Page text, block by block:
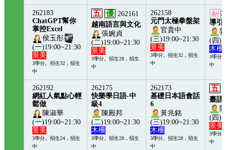
262183
ChatGPT幫你
掌控Excel
侯玉彤
(一)19:00~21:30
景美
3學分。招生32，招生
中
五 優 262161
越南語言與文化
張婉貞
(二)19:00~21:30
景美
3學分。招生28，招生
中
262158
元門太極拳盤架
官貴中
(三)19:00~21:30
景美
3學分。招生32，招生
中
導引
(四
木柵
3學分
中
262192
網紅人氣點心輕
鬆做
陳淑華
(一)19:00~21:30
景美
3學分。招生24，招生
中
262175
快樂學日語-中
級4
陳殿邦
(二)19:00~21:30
木柵
3學分。招生28，招生
中
262173
基礎日本語會話
6
黃兆銘
(三)19:00~21:30
木柵
3學分。招生28，招生
中
五
臺語
(四
景美
3學分
中